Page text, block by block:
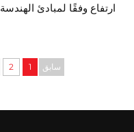
ارتفاع وفقًا لمبادئ الهندسة
سابق 1
2